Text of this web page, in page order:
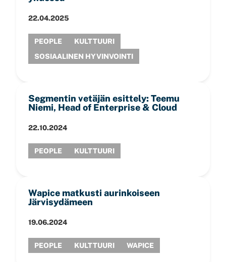
22.04.2025
PEOPLE
KULTTUURI
SOSIAALINEN HYVINVOINTI
Segmentin vetäjän esittely: Teemu
Niemi, Head of Enterprise & Cloud
22.10.2024
PEOPLE KULTTUURI
Wapice matkusti aurinkoiseen
Järvisydämeen
19.06.2024
PEOPLE KULTTUURI WAPICE